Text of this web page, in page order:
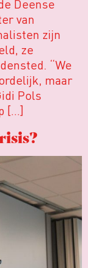
Deense
van
zijn
ze
“We
maar
Pols
[…]